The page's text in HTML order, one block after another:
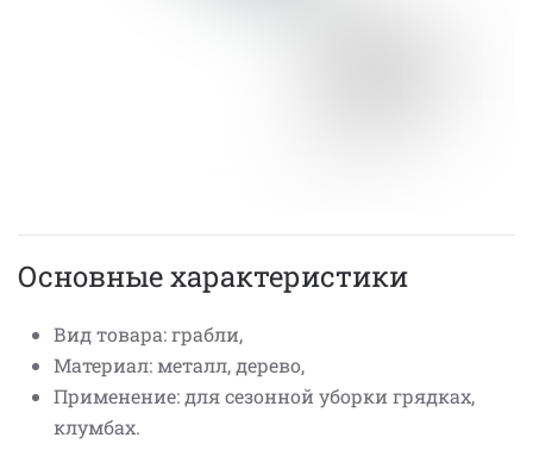
Основные характеристики
Вид товара: грабли,
Материал: металл, дерево,
Применение: для сезонной уборки грядках,
клумбах.